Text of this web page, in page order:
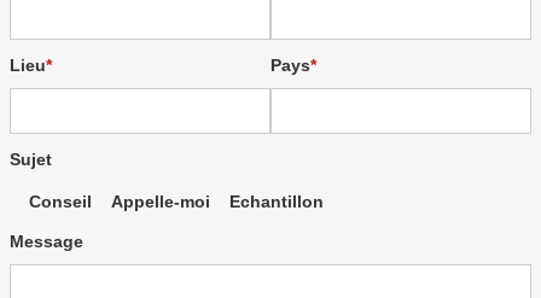
Lieu Pays
Sujet
Conseil Appelle-moi Echantillon
Message